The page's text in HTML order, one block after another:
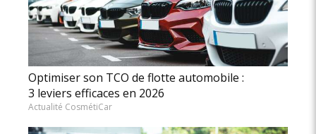
Optimiser son TCO de flotte automobile :
3 leviers efficaces en 2026
Actualité CosmétiCar